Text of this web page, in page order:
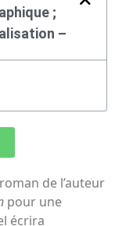
;
–
de l’auteur
pour une
écrira